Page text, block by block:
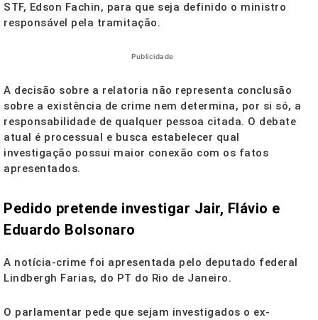
STF, Edson Fachin, para que seja definido o ministro
responsável pela tramitação.
Publicidade
A decisão sobre a relatoria não representa conclusão
sobre a existência de crime nem determina, por si só, a
responsabilidade de qualquer pessoa citada. O debate
atual é processual e busca estabelecer qual
investigação possui maior conexão com os fatos
apresentados.
Pedido pretende investigar Jair, Flávio e
Eduardo Bolsonaro
A notícia-crime foi apresentada pelo deputado federal
Lindbergh Farias, do PT do Rio de Janeiro.
O parlamentar pede que sejam investigados o ex-